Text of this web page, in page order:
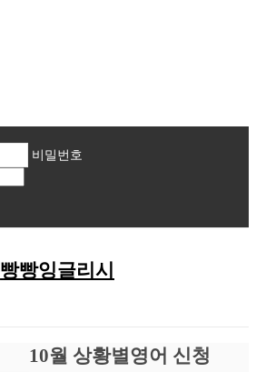
비밀번호
10월 상황별영어 신청